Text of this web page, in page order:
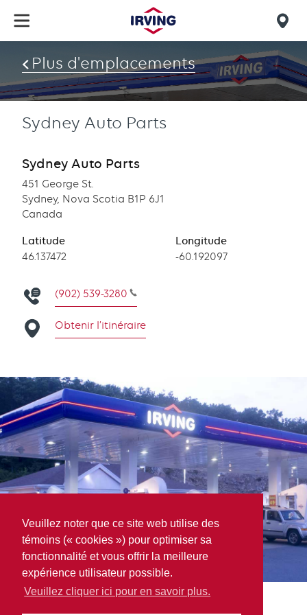
Veuillez noter que ce site web utilise des
témoins (« cookies ») pour optimiser sa
fonctionnalité et vous offrir la meilleure
expérience utilisateur possible.
Veuillez cliquer ici pour en savoir plus.
main
content
find
us
Plus d'emplacements
Sydney Auto Parts
Sydney Auto Parts
451 George St.
Sydney, Nova Scotia B1P 6J1
Canada
Latitude
Latitude
46.137472
Longitude
Longitude
-60.192097
(902) 539-3280
Obtenir l’itinéraire
Sydney Auto Parts